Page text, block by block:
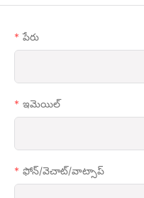
పేరు
ఇమెయిల్
ఫోన్/వెచాట్/వాట్సాప్